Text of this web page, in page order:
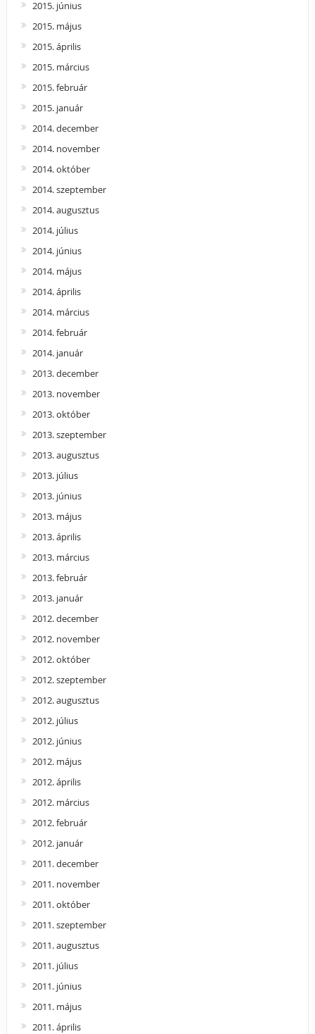
2015. június
2015. május
2015. április
2015. március
2015. február
2015. január
2014. december
2014. november
2014. október
2014. szeptember
2014. augusztus
2014. július
2014. június
2014. május
2014. április
2014. március
2014. február
2014. január
2013. december
2013. november
2013. október
2013. szeptember
2013. augusztus
2013. július
2013. június
2013. május
2013. április
2013. március
2013. február
2013. január
2012. december
2012. november
2012. október
2012. szeptember
2012. augusztus
2012. július
2012. június
2012. május
2012. április
2012. március
2012. február
2012. január
2011. december
2011. november
2011. október
2011. szeptember
2011. augusztus
2011. július
2011. június
2011. május
2011. április